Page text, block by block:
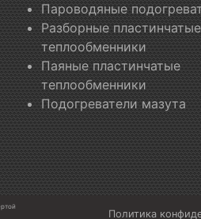
Пароводяные
Разборные пластинчатые
теплообменники
Паяные пластинчатые
теплообменники
Подогреватели мазута
Политика